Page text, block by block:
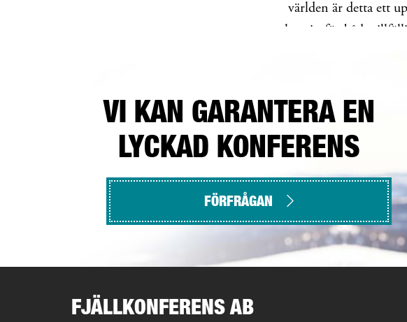
världen är detta ett
krypin för både
VI KAN GARANTERA EN
LYCKAD KONFERENS
FÖRFRÅGAN
FJÄLLKONFERENS AB